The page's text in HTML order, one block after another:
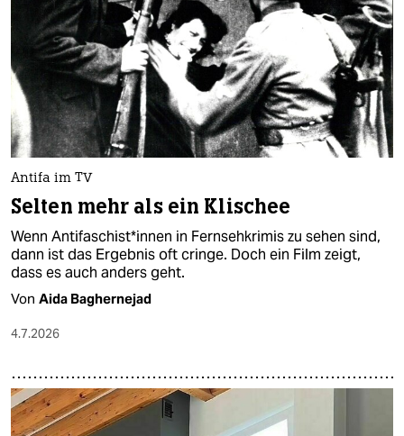
Antifa im TV
Selten mehr als ein Klischee
Wenn An­ti­fa­schis­t*in­nen in Fernsehkrimis zu sehen sind,
dann ist das Ergebnis oft cringe. Doch ein Film zeigt,
dass es auch anders geht.
Von Aida Baghernejad
4.7.2026